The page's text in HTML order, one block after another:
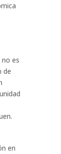
no es
de
en